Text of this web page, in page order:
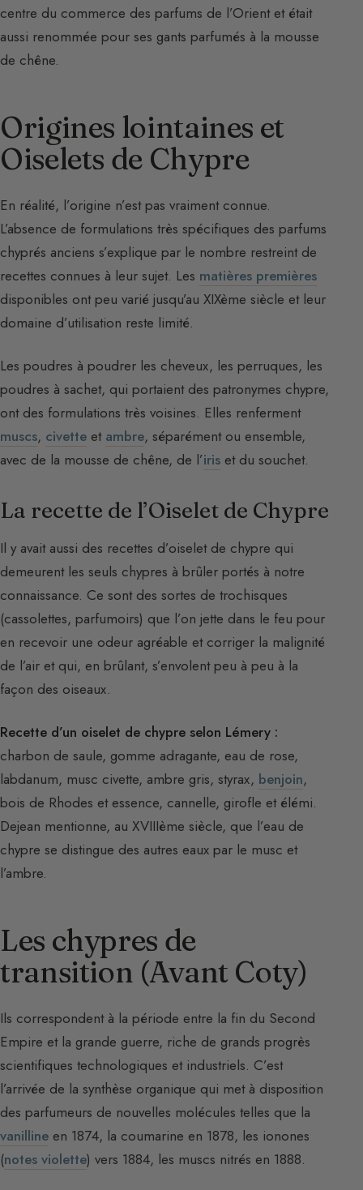
centre du commerce des parfums de l’Orient et était
aussi renommée pour ses gants parfumés à la mousse
de chêne.
Origines lointaines et
Oiselets de Chypre
En réalité, l’origine n’est pas vraiment connue.
L’absence de formulations très spécifiques des parfums
chyprés anciens s’explique par le nombre restreint de
recettes connues à leur sujet. Les matières premières
disponibles ont peu varié jusqu’au XIXème siècle et leur
domaine d’utilisation reste limité.
Les poudres à poudrer les cheveux, les perruques, les
poudres à sachet, qui portaient des patronymes chypre,
ont des formulations très voisines. Elles renferment
muscs, civette et ambre, séparément ou ensemble,
avec de la mousse de chêne, de l’iris et du souchet.
La recette de l’Oiselet de Chypre
Il y avait aussi des recettes d’oiselet de chypre qui
demeurent les seuls chypres à brûler portés à notre
connaissance. Ce sont des sortes de trochisques
(cassolettes, parfumoirs) que l’on jette dans le feu pour
en recevoir une odeur agréable et corriger la malignité
de l’air et qui, en brûlant, s’envolent peu à peu à la
façon des oiseaux.
Recette d’un oiselet de chypre selon Lémery :
charbon de saule, gomme adragante, eau de rose,
labdanum, musc civette, ambre gris, styrax, benjoin,
bois de Rhodes et essence, cannelle, girofle et élémi.
Dejean mentionne, au XVIIIème siècle, que l’eau de
chypre se distingue des autres eaux par le musc et
l’ambre.
Les chypres de
transition (Avant Coty)
Ils correspondent à la période entre la fin du Second
Empire et la grande guerre, riche de grands progrès
scientifiques technologiques et industriels. C’est
l’arrivée de la synthèse organique qui met à disposition
des parfumeurs de nouvelles molécules telles que la
vanilline en 1874, la coumarine en 1878, les ionones
(notes violette) vers 1884, les muscs nitrés en 1888.